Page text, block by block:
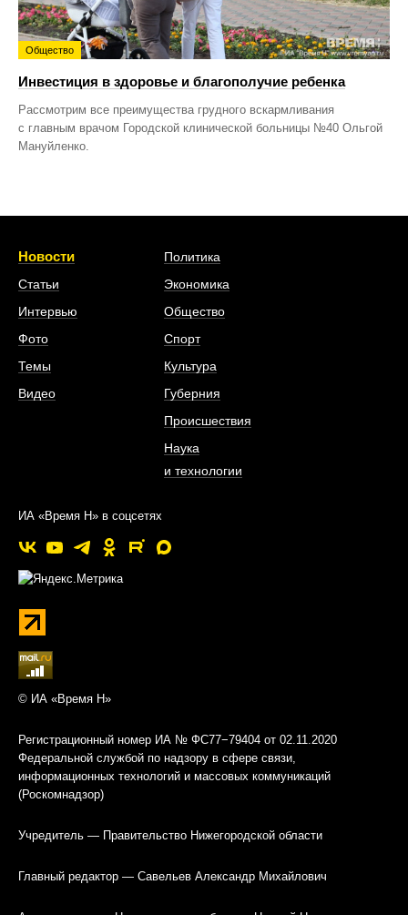
Общество
Инвестиция в здоровье и благополучие ребенка
Рассмотрим все преимущества грудного вскармливания
с главным врачом Городской клинической больницы №40 Ольгой
Мануйленко.
Новости
Статьи
Интервью
Фото
Темы
Видео
Политика
Экономика
Общество
Спорт
Культура
Губерния
Происшествия
Наука
и технологии
ИА «Время Н» в соцсетях
© ИА «Время Н»
Регистрационный номер ИА № ФС77−79404 от 02.11.2020
Федеральной службой по надзору в сфере связи,
информационных технологий и массовых коммуникаций
(Роскомнадзор)
Учредитель — Правительство Нижегородской области
Главный редактор — Савельев Александр Михайлович